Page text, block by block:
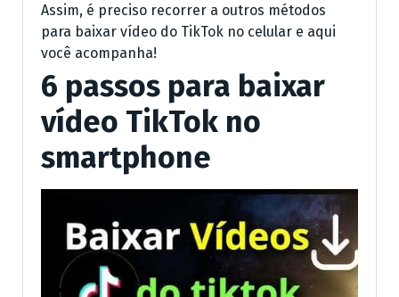
Assim, é preciso recorrer a outros métodos
para baixar vídeo do TikTok no celular e aqui
você acompanha!
6 passos para baixar
vídeo TikTok no
smartphone